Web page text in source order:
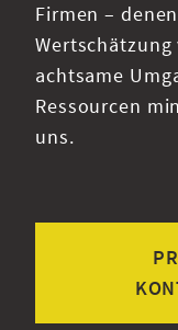
Firmen –
achtsame
Ressourcen
uns.